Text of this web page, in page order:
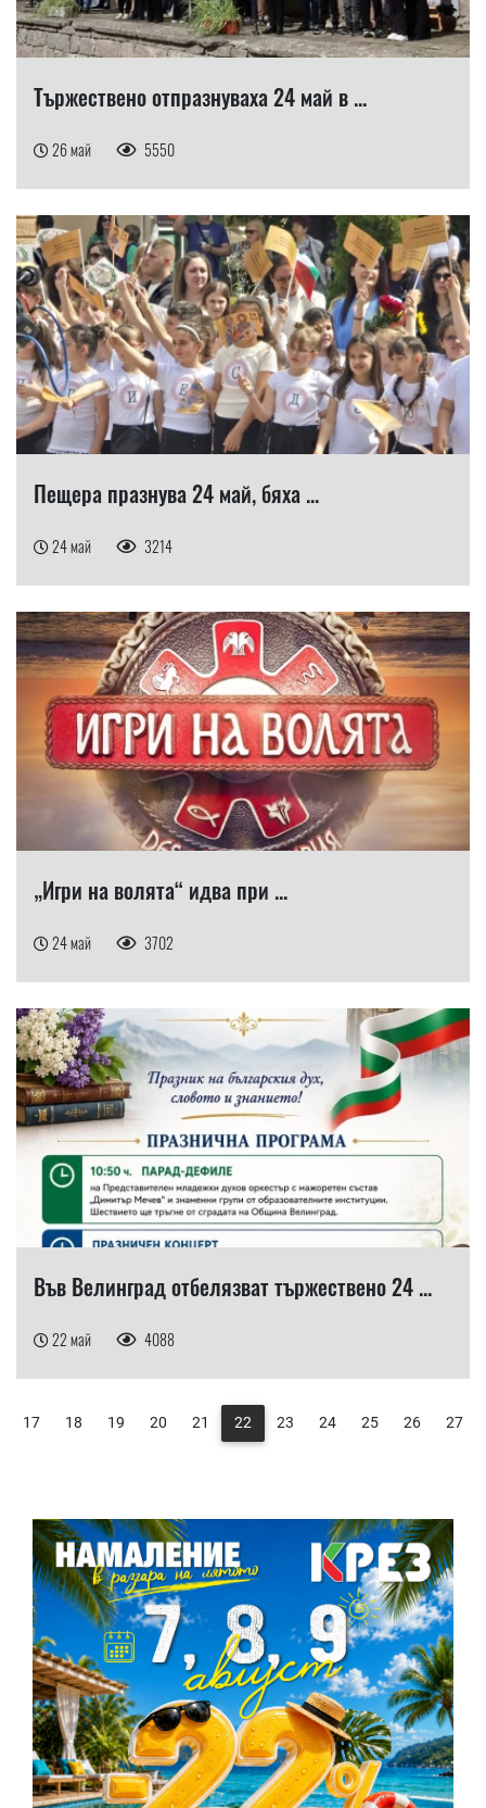
Тържествено отпразнуваха 24 май в ...
26 май 5550
Пещера празнува 24 май, бяха ...
24 май 3214
„Игри на волята“ идва при ...
24 май 3702
Във Велинград отбелязват тържествено 24 ...
22 май 4088
17 18 19 20 21 22 23 24 25 26 27